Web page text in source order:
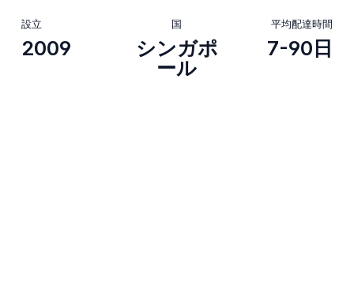
設立
2009
国
シンガポ
ール
平均配達時間
7-90日